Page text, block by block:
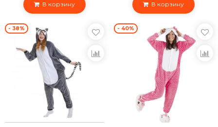
В корзину В корзину
- 38% - 40%